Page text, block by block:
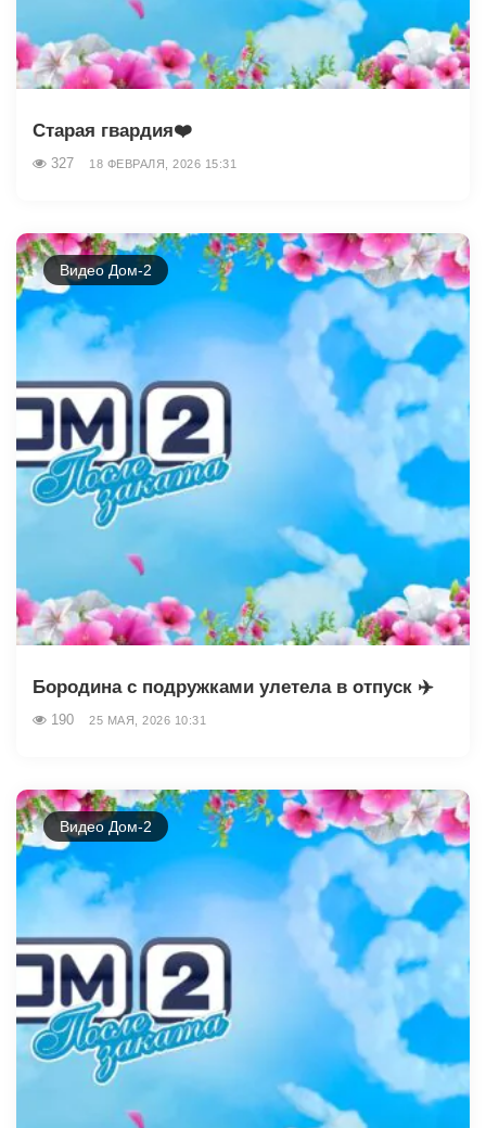
Старая гвардия❤️
327 18 ФЕВРАЛЯ, 2026 15:31
Видео Дом-2
Бородина с подружками улетела в отпуск ✈️
190 25 МАЯ, 2026 10:31
Видео Дом-2